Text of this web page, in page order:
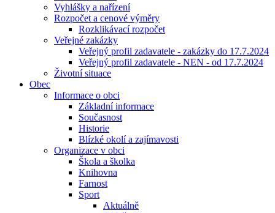
Vyhlášky a nařízení
Rozpočet a cenové výměry
Rozklikávací rozpočet
Veřejné zakázky
Veřejný profil zadavatele - zakázky do 17.7.2024
Veřejný profil zadavatele - NEN - od 17.7.2024
Životní situace
Obec
Informace o obci
Základní informace
Současnost
Historie
Blízké okolí a zajímavosti
Organizace v obci
Škola a školka
Knihovna
Farnost
Sport
Aktuálně